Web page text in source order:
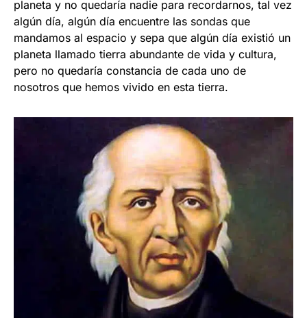
planeta y no quedaría nadie para recordarnos, tal vez
algún día, algún día encuentre las sondas que
mandamos al espacio y sepa que algún día existió un
planeta llamado tierra abundante de vida y cultura,
pero no quedaría constancia de cada uno de
nosotros que hemos vivido en esta tierra.